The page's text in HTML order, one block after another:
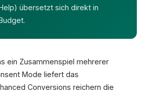
übersetzt sich direkt in
ein Zusammenspiel mehrerer
Mode liefert das
Conversions reichern die